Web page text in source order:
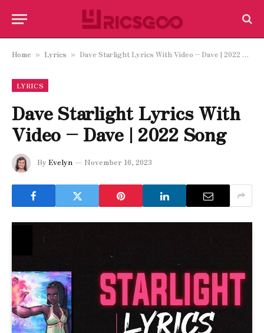
Home » Lyrics » Dave Starlight Lyrics With Video – Dave | 2022 Song
LYRICS
Dave Starlight Lyrics With
Video – Dave | 2022 Song
By Evelyn November 16, 2023